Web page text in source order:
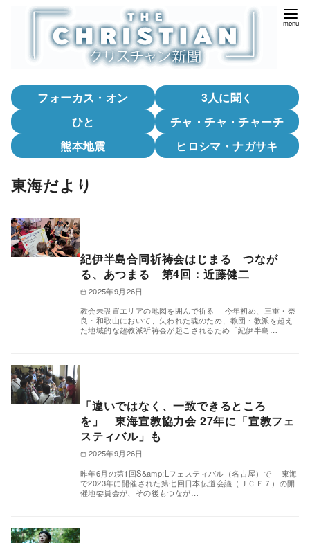
フォーカス・オン
3人に聞く
ひと
チャ・チャ・チャーチ
熊本地震
ヒロシマ・ナガサキ
東海だより
紀伊半島合同祈祷会はじまる つなが
る、あつまる 第4回：近藤健二
2025年9月26日
教会未設置エリアの地図を囲んで祈る 今年初め、三重・奈
良・和歌山において、失われた魂のため、教団・教派を超え
た地域的な超教派祈祷会が起こされるため「紀伊半島…
「違いではなく、一致できるところ
を」 東海宣教協力会 27年に「宣教フェ
スティバル」も
2025年9月26日
昨年6月の第1回S&amp;Lフェスティバル（名古屋）で 東海
で2023年に開催された第七回日本伝道会議（ＪＣＥ７）の開
催地委員会が、その後もつなが…